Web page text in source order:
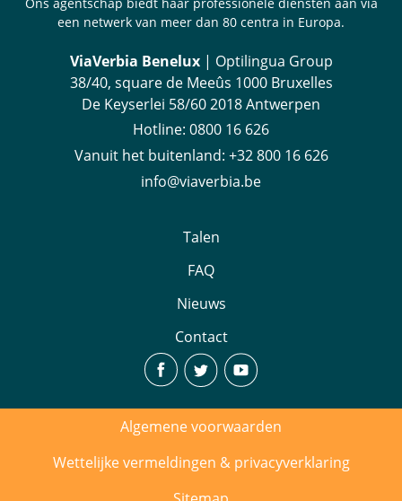
een netwerk van meer dan 80 centra in Europa.
ViaVerbia Benelux| Optilingua Group
38/40, square de Meeûs 1000 Bruxelles
De Keyserlei 58/60 2018 Antwerpen
Hotline: ‪0800 16 626
Vanuit het buitenland: +32 800 16 626
info@viaverbia.be
Talen
FAQ
Nieuws
Contact
Algemene voorwaarden
Wettelijke vermeldingen & privacyverklaring